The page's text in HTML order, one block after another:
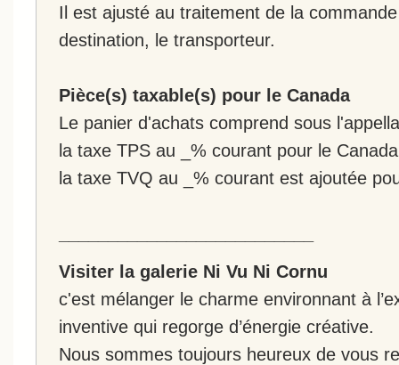
Il est ajusté au traitement de la
destination, le transporteur.
Pièce(s) taxable(s) pour le Canada
Le panier d'achats comprend sous
la taxe TPS au _% courant pour le
la taxe TVQ au _% courant est ajoutée
Visiter la galerie Ni Vu Ni Cornu
c'est mélanger le charme environnant à
inventive qui regorge d’énergie créative.
Nous sommes toujours heureux de vous